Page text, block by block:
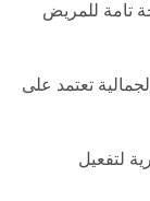
تامة للمريض
تعتمد على
لتفعيل